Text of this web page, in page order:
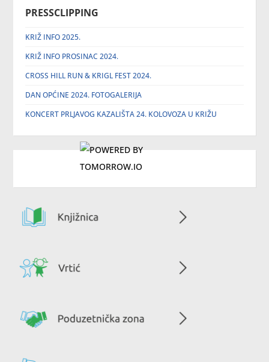
PRESSCLIPPING
KRIŽ INFO 2025.
KRIŽ INFO PROSINAC 2024.
CROSS HILL RUN & KRIGL FEST 2024.
DAN OPĆINE 2024. FOTOGALERIJA
KONCERT PRLJAVOG KAZALIŠTA 24. KOLOVOZA U KRIŽU